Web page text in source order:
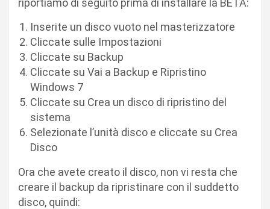
riportiamo di seguito prima di installare la BETA:
Inserite un disco vuoto nel masterizzatore
Cliccate sulle Impostazioni
Cliccate su Backup
Cliccate su Vai a Backup e Ripristino
Windows 7
Cliccate su Crea un disco di ripristino del
sistema
Selezionate l’unità disco e cliccate su Crea
Disco
Ora che avete creato il disco, non vi resta che
creare il backup da ripristinare con il suddetto
disco, quindi: